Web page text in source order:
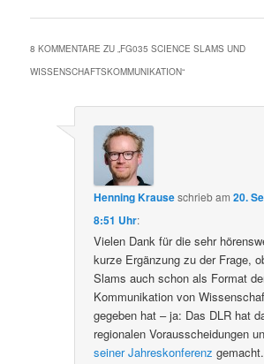
8 KOMMENTARE ZU „FG035 SCIENCE SLAMS UND
WISSENSCHAFTSKOMMUNIKATION“
Henning Krauseschriebam20.
8:51 Uhr:
Vielen Dank für die sehr
kurze Ergänzung zu der Frage,
Slams auch schon als Format
Kommunikation von
gegeben hat – ja: Das DLR hat
regionalen Vorausscheidungen
seiner Jahreskonferenz